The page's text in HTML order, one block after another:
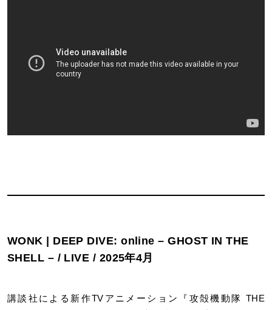
WONK | DEEP DIVE: online – GHOST IN THE
SHELL – / LIVE / 2025年4月
講談社による新作TVアニメーション『攻殻機動隊 THE